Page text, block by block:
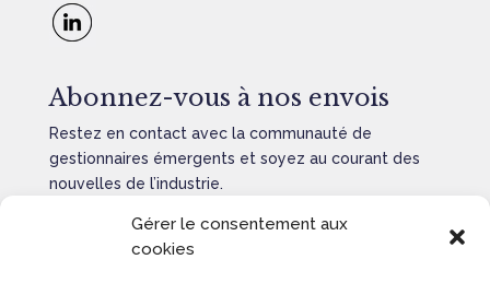
Gérer le consentement aux
cookies
Abonnez-vous à nos envois
Restez en contact avec la communauté de
gestionnaires émergents et soyez au courant des
nouvelles de l’industrie.